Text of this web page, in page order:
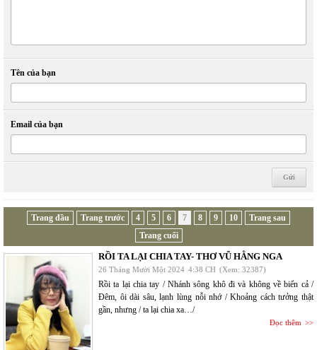
Tên của bạn
Email của bạn
Trang đầu Trang trước 4 5 6 7 8 9 10
Trang sau
Trang cuối
RỒI TA LẠI CHIA TAY- THƠ VŨ HẰNG NGA
26 Tháng Mười Một 2024 4:38 CH (Xem: 32387)
Rồi ta lại chia tay / Nhánh sông khô đi và không về biển cả /
Đêm, ôi dài sâu, lạnh lùng nỗi nhớ / Khoảng cách tưởng thật
gần, nhưng / ta lại chia xa…/
Đọc thêm